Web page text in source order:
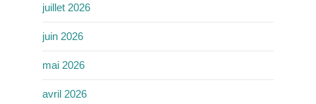
juillet 2026
juin 2026
mai 2026
avril 2026